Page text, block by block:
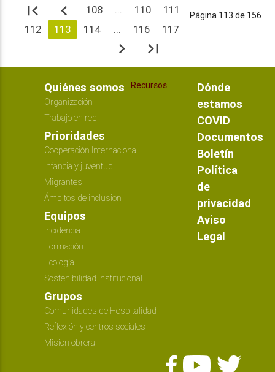
Página 113 de 156
first_page navigate_before 108 ... 110
111
112
113 114 ... 116 117
navigate_next last_page
Quiénes somos
Organización
Trabajo en red
Recursos
Prioridades
Cooperación Internacional
Infancia y juventud
Migrantes
Ámbitos de inclusión
Equipos
Incidencia
Formación
Ecología
Sostenibilidad Institucional
Grupos
Comunidades de Hospitalidad
Reflexión y centros sociales
Misión obrera
Dónde
estamos
COVID
Documentos
Boletín
Política
de
privacidad
Aviso
Legal